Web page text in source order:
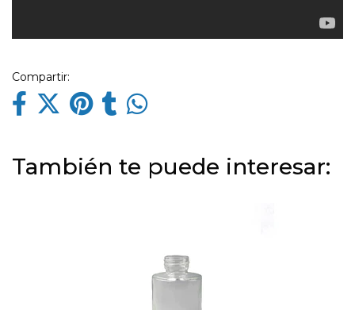
Compartir:
También te puede interesar: